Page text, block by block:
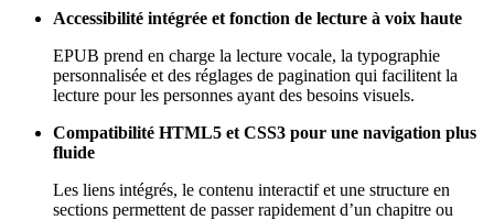
Accessibilité intégrée et fonction de lecture à voix haute
EPUB prend en charge la lecture vocale, la typographie
personnalisée et des réglages de pagination qui facilitent la
lecture pour les personnes ayant des besoins visuels.
Compatibilité HTML5 et CSS3 pour une navigation plus
fluide
Les liens intégrés, le contenu interactif et une structure en
sections permettent de passer rapidement d’un chapitre ou